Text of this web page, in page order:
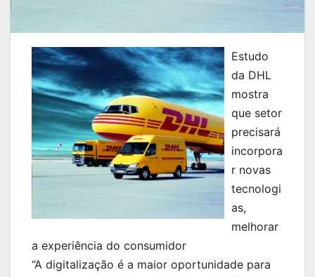
Estudo
da DHL
mostra
que setor
precisará
incorpora
r novas
tecnologi
as,
melhorar
a experiência do consumidor
“A digitalização é a maior oportunidade para